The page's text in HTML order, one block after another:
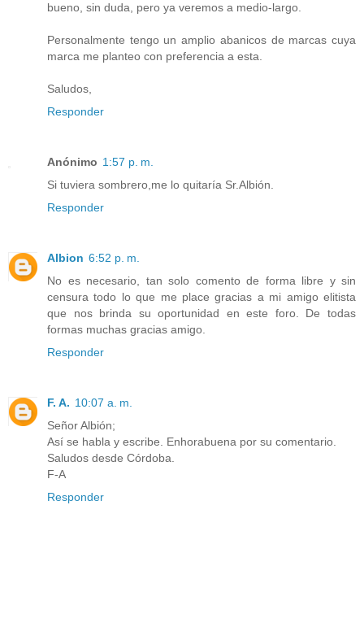
bueno, sin duda, pero ya veremos a medio-largo.
Personalmente tengo un amplio abanicos de marcas cuya
marca me planteo con preferencia a esta.
Saludos,
Responder
Anónimo 1:57 p. m.
Si tuviera sombrero,me lo quitaría Sr.Albión.
Responder
Albion 6:52 p. m.
No es necesario, tan solo comento de forma libre y sin
censura todo lo que me place gracias a mi amigo elitista
que nos brinda su oportunidad en este foro. De todas
formas muchas gracias amigo.
Responder
F. A. 10:07 a. m.
Señor Albión;
Así se habla y escribe. Enhorabuena por su comentario.
Saludos desde Córdoba.
F-A
Responder